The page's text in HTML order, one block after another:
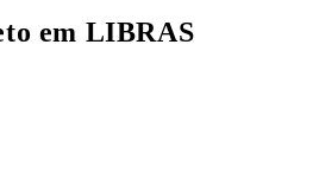
em LIBRAS